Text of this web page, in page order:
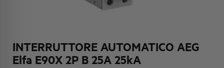
INTERRUTTORE AUTOMATICO AEG
Elfa E90X 2P B 25A 25kA